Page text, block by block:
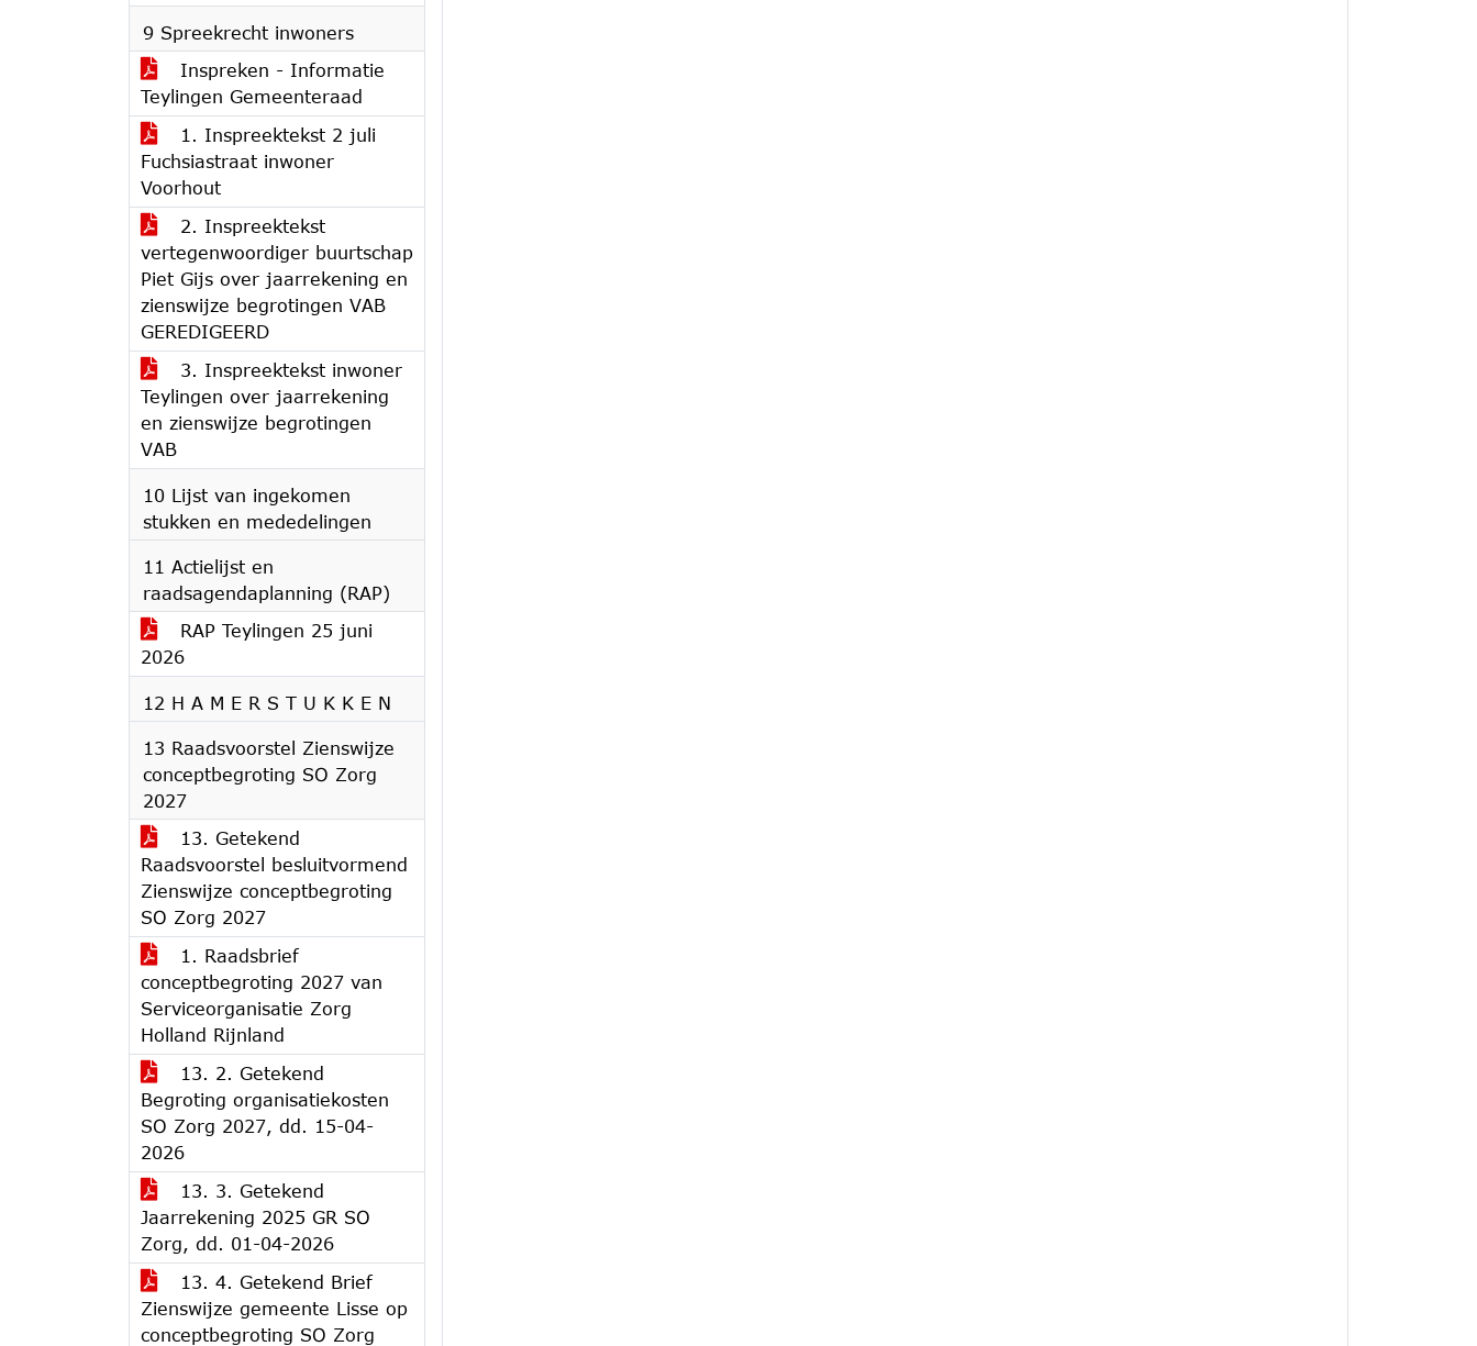
9 Spreekrecht inwoners
Inspreken - Informatie
Teylingen Gemeenteraad
1. Inspreektekst 2 juli
Fuchsiastraat inwoner
Voorhout
2. Inspreektekst
vertegenwoordiger buurtschap
Piet Gijs over jaarrekening en
zienswijze begrotingen VAB
GEREDIGEERD
3. Inspreektekst inwoner
Teylingen over jaarrekening
en zienswijze begrotingen
VAB
10 Lijst van ingekomen
stukken en mededelingen
11 Actielijst en
raadsagendaplanning (RAP)
RAP Teylingen 25 juni
2026
12 H A M E R S T U K K E N
13 Raadsvoorstel Zienswijze
conceptbegroting SO Zorg
2027
13. Getekend
Raadsvoorstel besluitvormend
Zienswijze conceptbegroting
SO Zorg 2027
1. Raadsbrief
conceptbegroting 2027 van
Serviceorganisatie Zorg
Holland Rijnland
13. 2. Getekend
Begroting organisatiekosten
SO Zorg 2027, dd. 15-04-
2026
13. 3. Getekend
Jaarrekening 2025 GR SO
Zorg, dd. 01-04-2026
13. 4. Getekend Brief
Zienswijze gemeente Lisse op
conceptbegroting SO Zorg